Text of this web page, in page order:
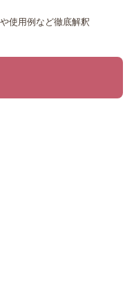
使用例など徹底解釈